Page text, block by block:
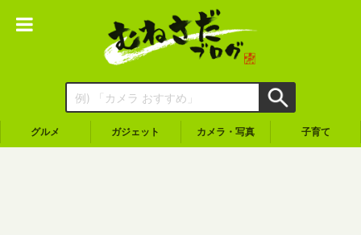
グルメ ガジェット カメラ・写真 子育て